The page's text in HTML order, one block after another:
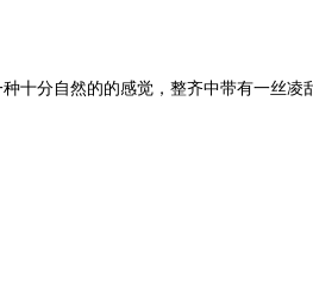
十分自然的的感觉，整齐中带有一丝凌